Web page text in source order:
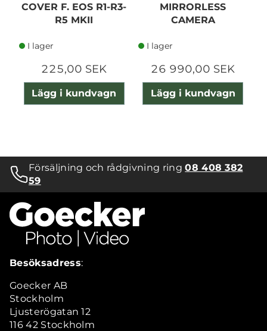
COVER F. EOS R1-R3-
R5 MKII
I lager
225,00 SEK
Lägg i kundvagn
MIRRORLESS
CAMERA
I lager
26 990,00 SEK
Lägg i kundvagn
Försäljning och rådgivning ring08 408 382
59
Besöksadress:
Goecker AB
Stockholm
Ljusterögatan 12
116 42 Stockholm